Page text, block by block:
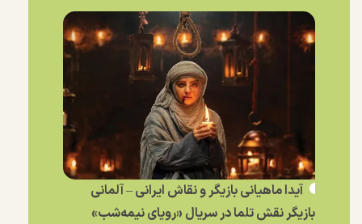
آیدا ماهیانی بازیگر و نقاش ایرانی – آلمانی
بازیگر نقش تلما در سریال «رویای نیمه‌شب»